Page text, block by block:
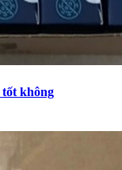
không